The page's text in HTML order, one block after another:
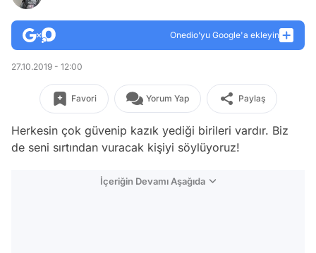
Onedio’yu Google'a ekleyin
27.10.2019 - 12:00
Favori Yorum Yap Paylaş
Herkesin çok güvenip kazık yediği birileri vardır. Biz
de seni sırtından vuracak kişiyi söylüyoruz!
İçeriğin Devamı Aşağıda